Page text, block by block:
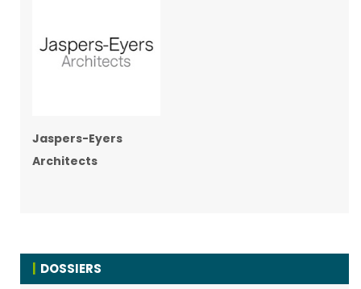
Jaspers-Eyers
Architects
DOSSIERS